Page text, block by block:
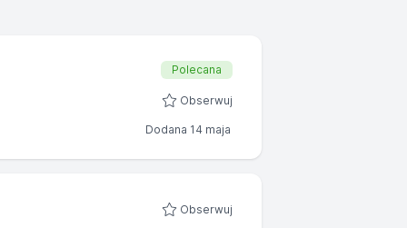
Polecana
Obserwuj
Dodana 14 maja
Obserwuj